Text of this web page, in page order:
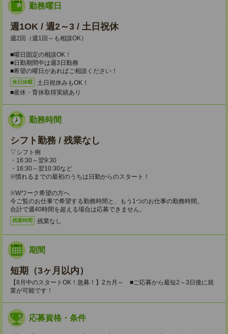
勤務曜日
週1OK / 週2～3 / 土日祝休
週2回（週1回～も相談OK）
■曜日固定の相談OK！
■日勤期間中は週3日勤務
■希望の曜日があればご相談ください！
休日休暇
土日祝休みもOK！
■産休・育休取得実績あり
勤務時間
シフト勤務 / 残業なし
▽シフト例
・16:30～翌9:30
・16:30～翌10:30など
※慣れるまでの最初のうちは日勤からのスタート！
※Wワーク希望の方へ
今ご覧のお仕事で希望する勤務時間と、もう1つのお仕事の勤務時間。
合計で週40時間を超える場合は応募できません。
残業時間 残業なし
期間
短期（3ヶ月以内）
【8月中のスタートOK！急募！】2カ月～ ■ご応募から最短2～3日後に就
業が可能です！
応募資格・条件